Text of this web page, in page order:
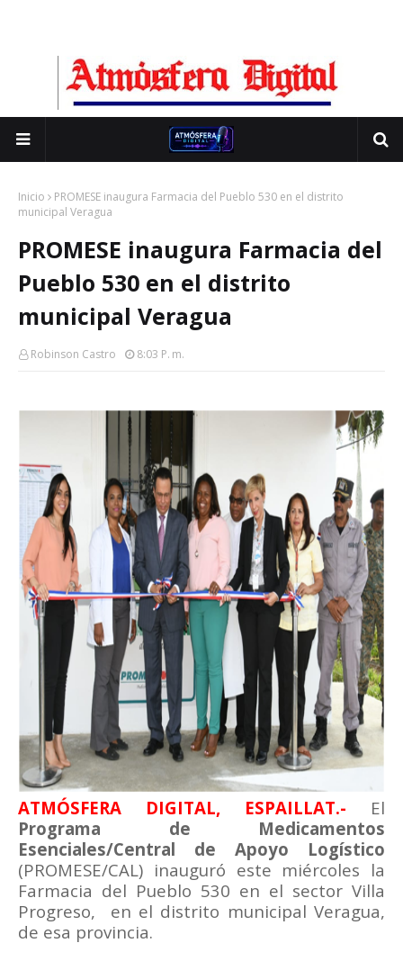
Inicio
PROMESE inaugura Farmacia del Pueblo 530 en el distrito
municipal Veragua
PROMESE inaugura Farmacia del
Pueblo 530 en el distrito
municipal Veragua
Robinson Castro 8:03 P. M.
ATMÓSFERA DIGITAL, ESPAILLAT.- El
Programa de Medicamentos
Esenciales/Central de Apoyo Logístico
(PROMESE/CAL) inauguró este miércoles la
Farmacia del Pueblo 530 en el sector Villa
Progreso,
en el distrito municipal Veragua,
de esa provincia.